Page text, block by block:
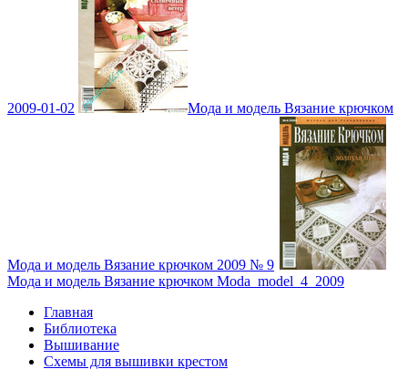
2009-01-02 Мода и модель Вязание крючком
Мода и модель Вязание крючком 2009 № 9
Мода и модель Вязание крючком Moda_model_4_2009
Главная
Библиотека
Вышивание
Схемы для вышивки крестом